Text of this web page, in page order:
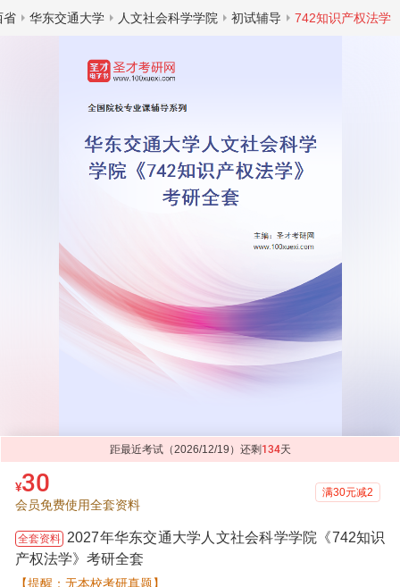
省 华东交通大学 人文社会科学学院 初试辅导 742知识产权法学
距最近考试（2026/12/19）还剩 134天
¥30
会员免费使用全套资料
满30元减2
全套资料 2027年华东交通大学人文社会科学学院《742知识
产权法学》考研全套
【提醒：无本校考研真题】